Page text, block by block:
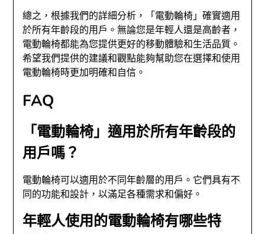
總之，根據我們的詳細分析，「電動輪椅」確實適用
於所有年齡段的用戶。無論您是年輕人還是高齡者，
電動輪椅都能為您提供更好的移動體驗和生活品質。
希望我們提供的建議和觀點能夠幫助您在選擇和使用
電動輪椅時更加明確和自信。
FAQ
「電動輪椅」適用於所有年齡段的
用戶嗎？
電動輪椅可以適用於不同年齡層的用戶。它們具有不
同的功能和設計，以滿足各種需求和偏好。
年輕人使用的電動輪椅有哪些特